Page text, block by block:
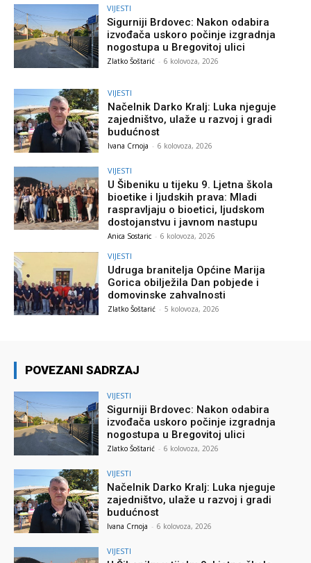
VIJESTI
Sigurniji Brdovec: Nakon odabira
izvođača uskoro počinje izgradnja
nogostupa u Bregovitoj ulici
Zlatko Šoštarić - 6 kolovoza, 2026
VIJESTI
Načelnik Darko Kralj: Luka njeguje
zajedništvo, ulaže u razvoj i gradi
budućnost
Ivana Crnoja - 6 kolovoza, 2026
VIJESTI
U Šibeniku u tijeku 9. Ljetna škola
bioetike i ljudskih prava: Mladi
raspravljaju o bioetici, ljudskom
dostojanstvu i javnom nastupu
Anica Sostaric - 6 kolovoza, 2026
VIJESTI
Udruga branitelja Općine Marija
Gorica obilježila Dan pobjede i
domovinske zahvalnosti
Zlatko Šoštarić - 5 kolovoza, 2026
POVEZANI SADRZAJ
VIJESTI
Sigurniji Brdovec: Nakon odabira
izvođača uskoro počinje izgradnja
nogostupa u Bregovitoj ulici
Zlatko Šoštarić - 6 kolovoza, 2026
VIJESTI
Načelnik Darko Kralj: Luka njeguje
zajedništvo, ulaže u razvoj i gradi
budućnost
Ivana Crnoja - 6 kolovoza, 2026
VIJESTI